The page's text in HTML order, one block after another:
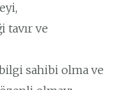
tavır ve
sahibi olma ve